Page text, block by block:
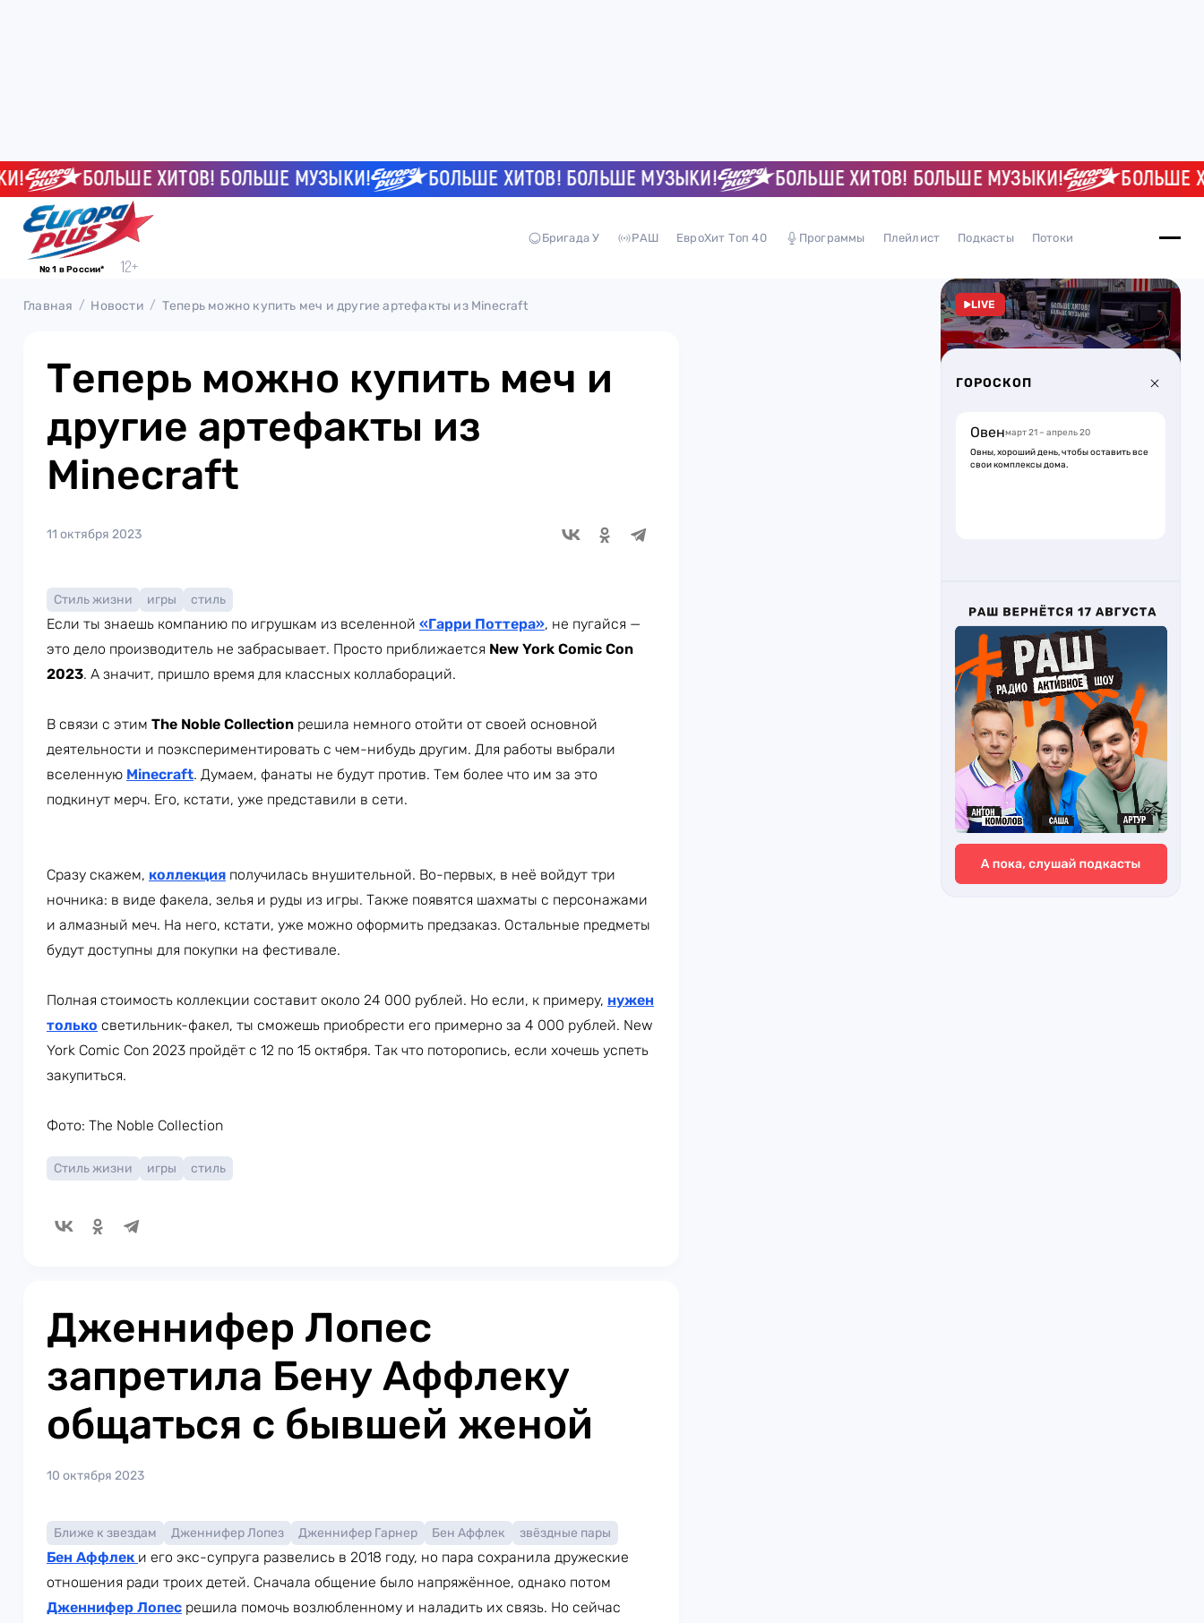
БОЛЬШЕ ХИТОВ! БОЛЬШЕ МУЗЫКИ! БОЛЬШЕ ХИТОВ! БОЛЬШЕ МУЗЫКИ! БОЛЬШЕ ХИТОВ! БОЛЬШЕ МУЗЫКИ! БОЛЬШЕ
№ 1 в России*
Бригада У РАШ ЕвроХит Топ 40 Программы Плейлист Подкасты Потоки
Главная Новости Теперь можно купить меч и другие артефакты из Minecraft
Теперь можно купить меч и
другие артефакты из
Minecraft
11 октября 2023
Стиль жизни игры стиль
Если ты знаешь компанию по игрушкам из вселенной «Гарри Поттера», не пугайся —
это дело производитель не забрасывает. Просто приближается New York Comic Con
2023. А значит, пришло время для классных коллабораций.
В связи с этим The Noble Collection решила немного отойти от своей основной
деятельности и поэкспериментировать с чем-нибудь другим. Для работы выбрали
вселенную Minecraft. Думаем, фанаты не будут против. Тем более что им за это
подкинут мерч. Его, кстати, уже представили в сети.
Сразу скажем, коллекция получилась внушительной. Во-первых, в неё войдут три
ночника: в виде факела, зелья и руды из игры. Также появятся шахматы с персонажами
и алмазный меч. На него, кстати, уже можно оформить предзаказ. Остальные предметы
будут доступны для покупки на фестивале.
Полная стоимость коллекции составит около 24 000 рублей. Но если, к примеру, нужен
только светильник-факел, ты сможешь приобрести его примерно за 4 000 рублей. New
York Comic Con 2023 пройдёт с 12 по 15 октября. Так что поторопись, если хочешь успеть
закупиться.
Фото: The Noble Collection
Стиль жизни игры стиль
Дженнифер Лопес
запретила Бену Аффлеку
общаться с бывшей женой
10 октября 2023
Ближе к звездам Дженнифер Лопез Дженнифер Гарнер Бен Аффлек звёздные пары
Бен Аффлек и его экс-супруга развелись в 2018 году, но пара сохранила дружеские
отношения ради троих детей. Сначала общение было напряжённое, однако потом
Дженнифер Лопес решила помочь возлюбленному и наладить их связь. Но сейчас
LIVE
ГОРОСКОП
Овенмарт 21 – апрель 20
Овны, хороший день, чтобы оставить все
свои комплексы дома.